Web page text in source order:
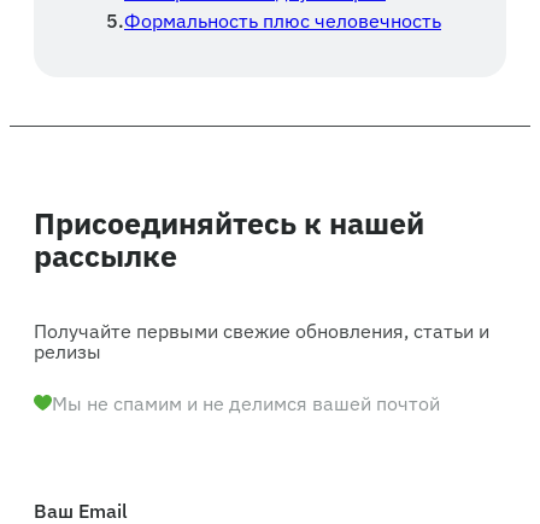
Формальность плюс человечность
Присоединяйтесь к нашей
рассылке
Получайте первыми свежие обновления, статьи и
релизы
Мы не спамим и не делимся вашей почтой
Ваш Email